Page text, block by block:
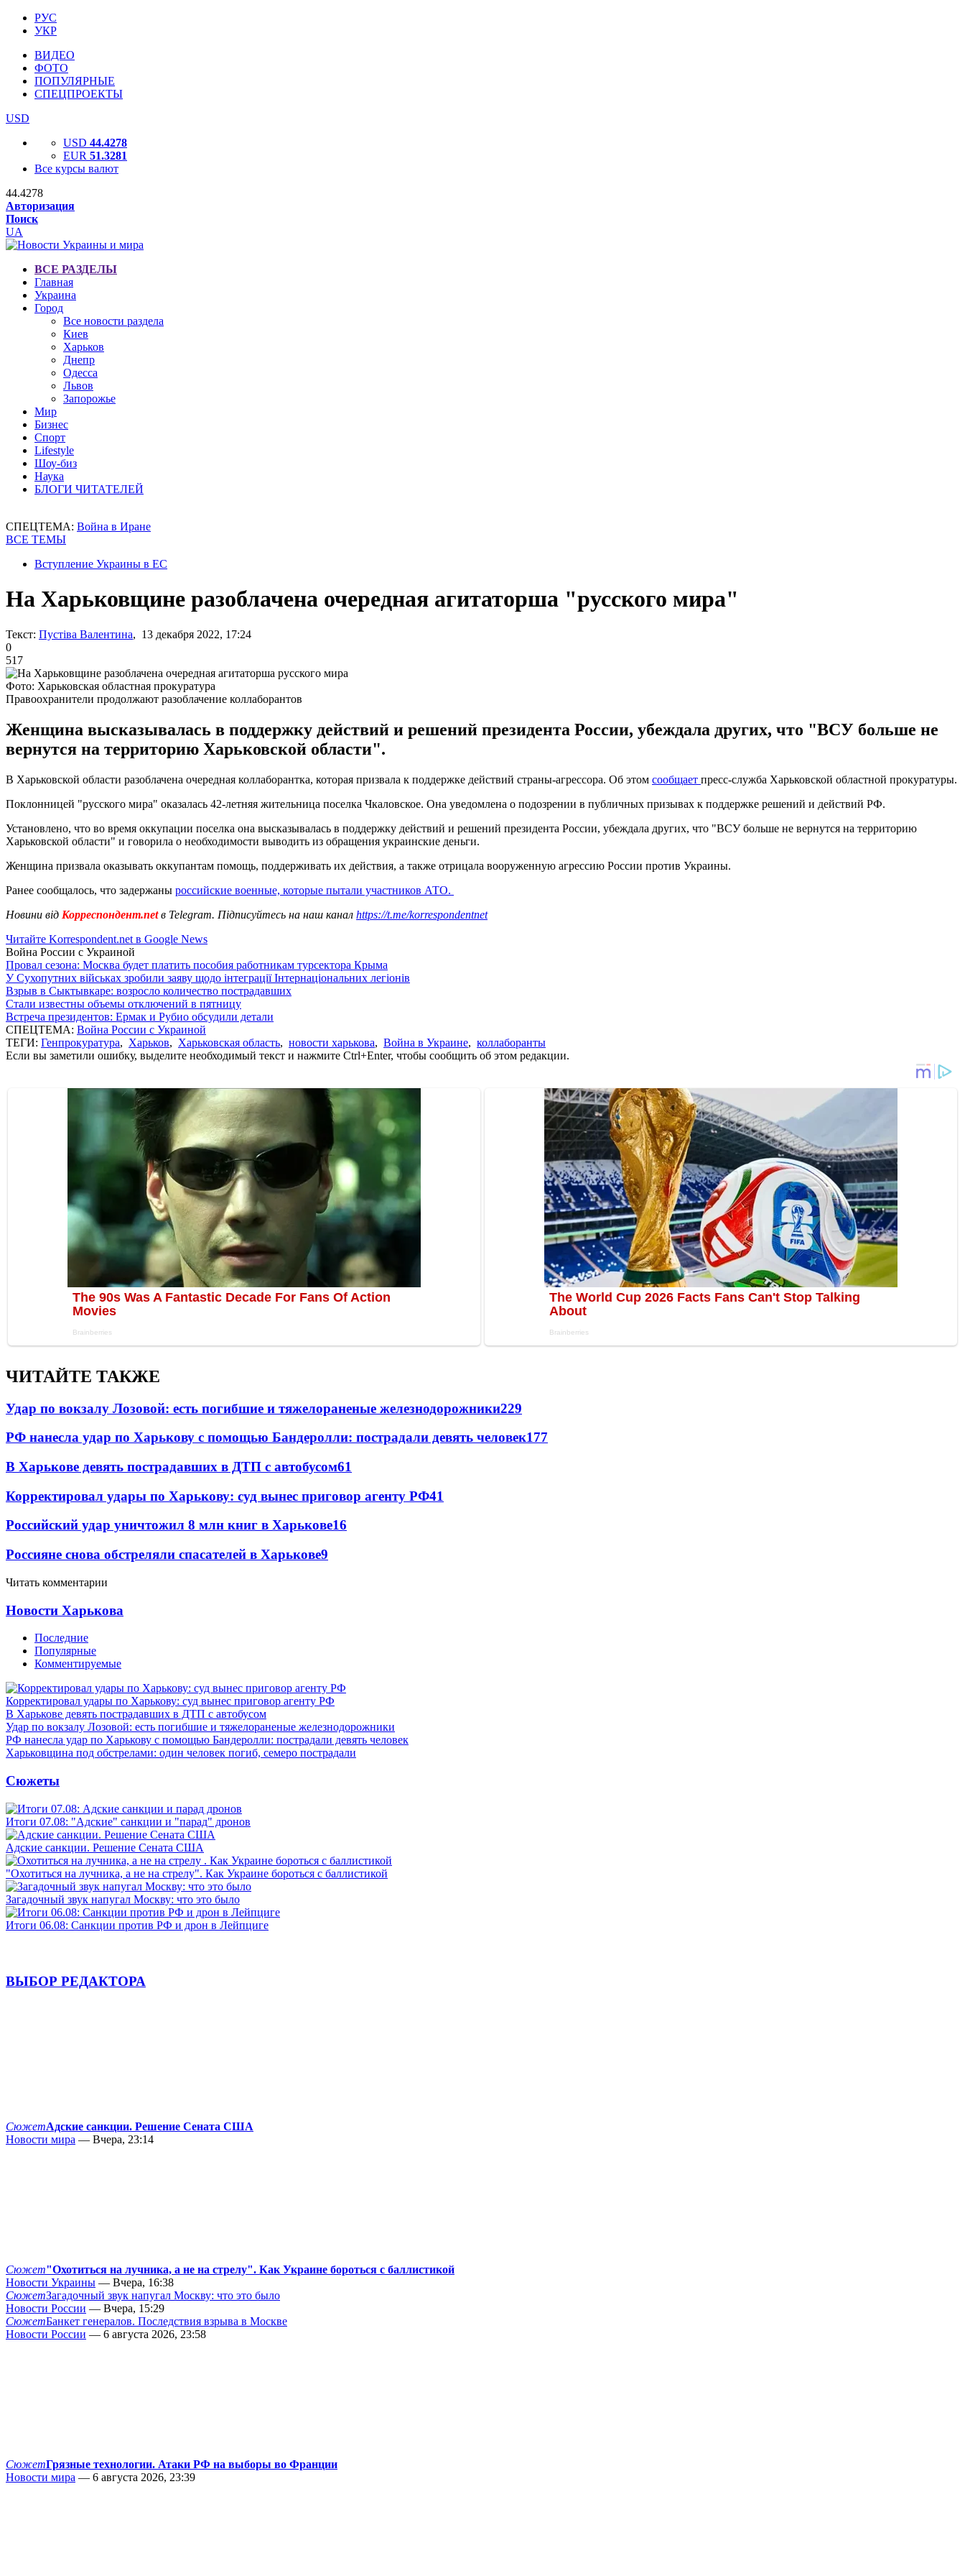
РУС
УКР
ВИДЕО
ФОТО
ПОПУЛЯРНЫЕ
СПЕЦПРОЕКТЫ
USD
USD 44.4278
EUR 51.3281
Все курсы валют
44.4278
Авторизация
Поиск
UA
ВСЕ РАЗДЕЛЫ
Главная
Украина
Город
Все новости раздела
Киев
Харьков
Днепр
Одесса
Львов
Запорожье
Мир
Бизнес
Спорт
Lifestyle
Шоу-биз
Наука
БЛОГИ ЧИТАТЕЛЕЙ
СПЕЦТЕМА: Война в Иране
ВСЕ ТЕМЫ
Вступление Украины в ЕС
На Харьковщине разоблачена очередная агитаторша "русского мира"
Текст: Пустіва Валентина, 13 декабря 2022, 17:24
0
517
Фото: Харьковская областная прокуратура
Правоохранители продолжают разоблачение коллаборантов
Женщина высказывалась в поддержку действий и решений президента России, убеждала других, что "ВСУ больше не
вернутся на территорию Харьковской области".
В Харьковской области разоблачена очередная коллаборантка, которая призвала к поддержке действий страны-агрессора. Об этом сообщает пресс-служба Харьковской областной прокуратуры.
Поклонницей "русского мира" оказалась 42-летняя жительница поселка Чкаловское. Она уведомлена о подозрении в публичных призывах к поддержке решений и действий РФ.
Установлено, что во время оккупации поселка она высказывалась в поддержку действий и решений президента России, убеждала других, что "ВСУ больше не вернутся на территорию
Харьковской области" и говорила о необходимости выводить из обращения украинские деньги.
Женщина призвала оказывать оккупантам помощь, поддерживать их действия, а также отрицала вооруженную агрессию России против Украины.
Ранее сообщалось, что задержаны российские военные, которые пытали участников АТО.
Новини від Корреспондент.netв Telegram. Підписуйтесь на наш канал https://t.me/korrespondentnet
Читайте Korrespondent.net в Google News
Война России с Украиной
Провал сезона: Москва будет платить пособия работникам турсектора Крыма
У Сухопутних військах зробили заяву щодо інтеграції Інтернаціональних легіонів
Взрыв в Сыктывкаре: возросло количество пострадавших
Стали известны объемы отключений в пятницу
Встреча президентов: Ермак и Рубио обсудили детали
СПЕЦТЕМА: Война России с Украиной
ТЕГИ: Генпрокуратура, Харьков, Харьковская область, новости харькова, Война в Украине, коллаборанты
Если вы заметили ошибку, выделите необходимый текст и нажмите Ctrl+Enter, чтобы сообщить об этом редакции.
ЧИТАЙТЕ ТАКЖЕ
Удар по вокзалу Лозовой: есть погибшие и тяжелораненые железнодорожники229
РФ нанесла удар по Харькову с помощью Бандеролли: пострадали девять человек177
В Харькове девять пострадавших в ДТП с автобусом61
Корректировал удары по Харькову: суд вынес приговор агенту РФ41
Российский удар уничтожил 8 млн книг в Харькове16
Россияне снова обстреляли спасателей в Харькове9
Читать комментарии
Новости Харькова
Последние
Популярные
Комментируемые
Корректировал удары по Харькову: суд вынес приговор агенту РФ
В Харькове девять пострадавших в ДТП с автобусом
Удар по вокзалу Лозовой: есть погибшие и тяжелораненые железнодорожники
РФ нанесла удар по Харькову с помощью Бандеролли: пострадали девять человек
Харьковщина под обстрелами: один человек погиб, семеро пострадали
Сюжеты
Итоги 07.08: "Адские" санкции и "парад" дронов
Адские санкции. Решение Сената США
"Охотиться на лучника, а не на стрелу". Как Украине бороться с баллистикой
Загадочный звук напугал Москву: что это было
Итоги 06.08: Санкции против РФ и дрон в Лейпциге
ВЫБОР РЕДАКТОРА
СюжетАдские санкции. Решение Сената США
Новости мира — Вчера, 23:14
Сюжет"Охотиться на лучника, а не на стрелу". Как Украине бороться с баллистикой
Новости Украины — Вчера, 16:38
СюжетЗагадочный звук напугал Москву: что это было
Новости России — Вчера, 15:29
СюжетБанкет генералов. Последствия взрыва в Москве
Новости России — 6 августа 2026, 23:58
СюжетГрязные технологии. Атаки РФ на выборы во Франции
Новости мира — 6 августа 2026, 23:39